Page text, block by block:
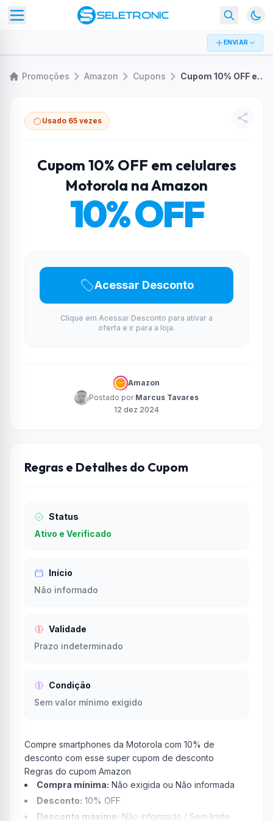
ENVIAR
Promoções Amazon Cupons Cupom 10% OFF em celulares Motorola na Amazon
Usado 65 vezes
Cupom 10% OFF em celulares
Motorola na Amazon
10% OFF
Acessar Desconto
Clique em Acessar Desconto para ativar a
oferta e ir para a loja.
Amazon
Postado por Marcus Tavares
12 dez 2024
Regras e Detalhes do Cupom
Status
Ativo e Verificado
Início
Não informado
Validade
Prazo indeterminado
Condição
Sem valor mínimo exigido
Compre smartphones da Motorola com 10% de
desconto com esse super cupom de desconto
Regras do cupom Amazon
Compra mínima: Não exigida ou Não informada
Desconto: 10% OFF
Desconto máximo: Não informado / Sem limite